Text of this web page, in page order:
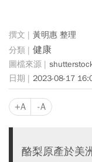
黃明惠 整理
健康
2023-08-17
+A -A
酪梨原產於美